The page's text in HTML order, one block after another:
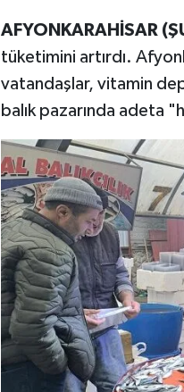
AFYONKARAHİSAR
tüketimini artırdı.
vatandaşlar, vitamin
balık pazarında adeta